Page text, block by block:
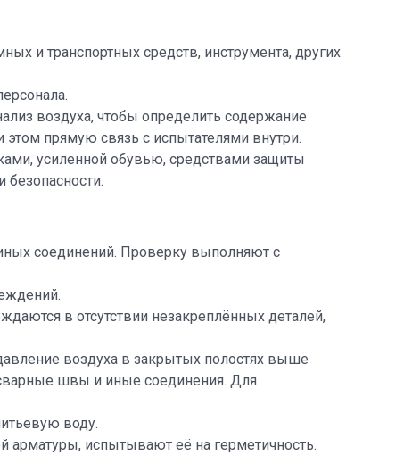
и транспортных средств, инструмента, других
воздуха, чтобы определить содержание
прямую связь с испытателями внутри.
усиленной обувью, средствами защиты
соединений. Проверку выполняют с
в отсутствии незакреплённых деталей,
воздуха в закрытых полостях выше
швы и иные соединения. Для
воду.
арматуры, испытывают её на герметичность.